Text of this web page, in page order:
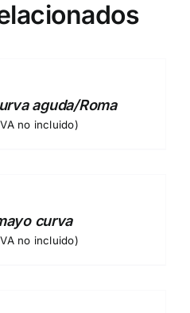
aguda/Roma
no incluido)
curva
no incluido)